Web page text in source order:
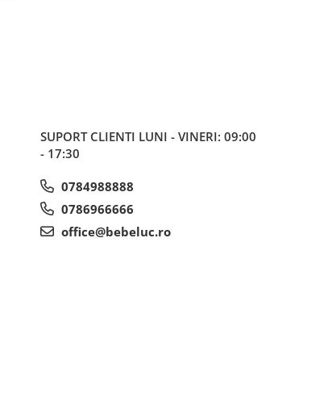
SUPORT CLIENTI LUNI - VINERI: 09:00
- 17:30
0784988888
0786966666
office@bebeluc.ro